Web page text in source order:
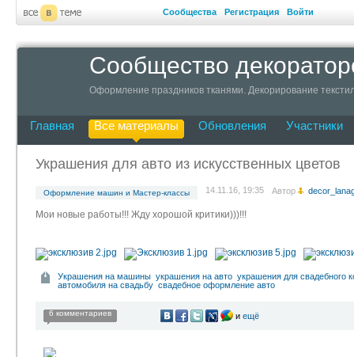
Сообщества Регистрация Войти
Сообщество
Оформление праздников тканями. Декорирование
Главная Все материалы Обновления Участники
Украшения для авто из искусственных цветов
Оформление машин и Мастер-классы 14.11.16, 19:35 Автор
Мои новые работы!!! Жду хорошой критики)))!!!
Украшения на машины украшения на авто украшения для свадебного
автомобиля на свадьбу свадебное оформление авто
6 комментариев и ещё